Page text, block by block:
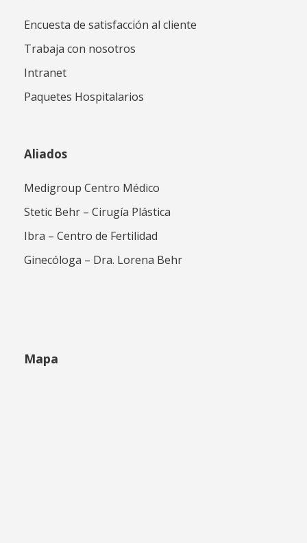
Encuesta de satisfacción al cliente
Trabaja con nosotros
Intranet
Paquetes Hospitalarios
Aliados
Medigroup Centro Médico
Stetic Behr – Cirugía Plástica
Ibra – Centro de Fertilidad
Ginecóloga – Dra. Lorena Behr
Mapa